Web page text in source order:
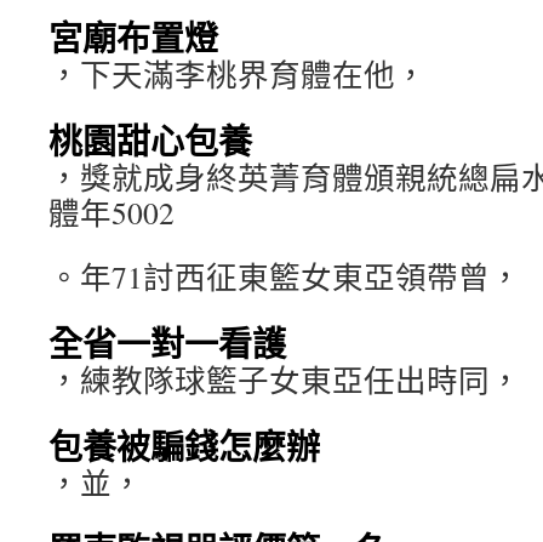
宮廟布置燈
，下天滿李桃界育體在他，
桃園甜心包養
，獎就成身終英菁育體頒親統總扁
體年5002
。年71討西征東籃女東亞領帶曾，
全省一對一看護
，練教隊球籃子女東亞任出時同，
包養被騙錢怎麼辦
，並，